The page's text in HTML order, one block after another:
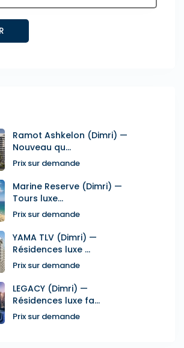
Ramot Ashkelon (Dimri) —
Nouveau qu...
Prix sur demande
Marine Reserve (Dimri) —
Tours luxe...
Prix sur demande
YAMA TLV (Dimri) —
Résidences luxe ...
Prix sur demande
LEGACY (Dimri) —
Résidences luxe fa...
Prix sur demande